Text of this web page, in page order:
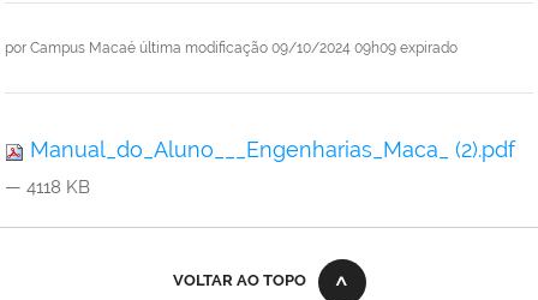
por Campus Macaé última modificação 09/10/2024 09h09 expirado
Manual_do_Aluno___Engenharias_Maca_ (2).pdf
— 4118 KB
VOLTAR AO TOPO